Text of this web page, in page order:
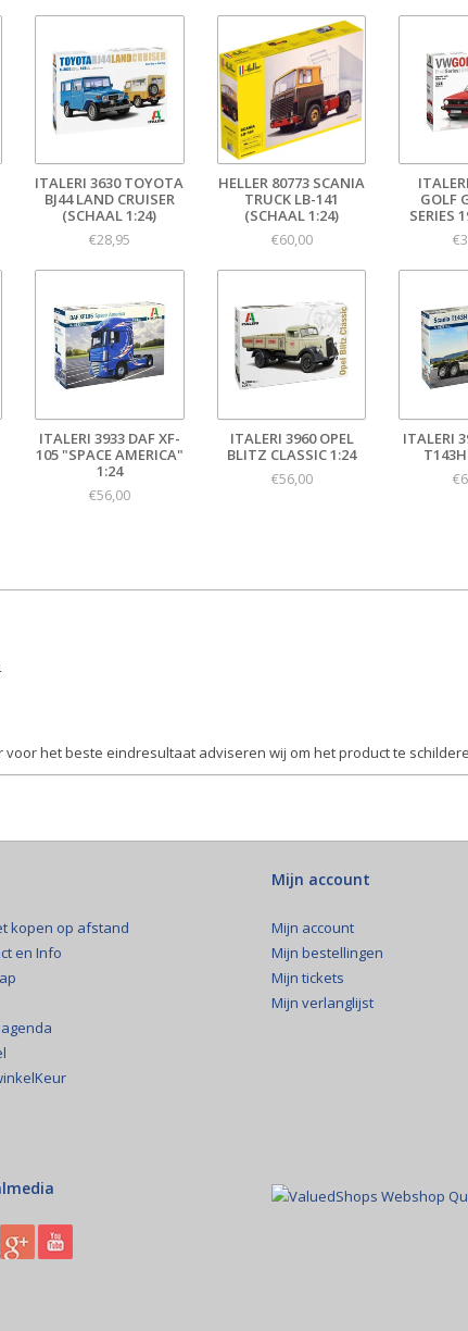
ITALERI 3630 TOYOTA
BJ44 LAND CRUISER
(SCHAAL 1:24)
€28,95
HELLER 80773 SCANIA
TRUCK LB-141
(SCHAAL 1:24)
€60,00
GOLF
SERIES
ITALERI 3933 DAF XF-
105 "SPACE AMERICA"
1:24
€56,00
ITALERI 3960 OPEL
BLITZ CLASSIC 1:24
€56,00
ITALERI
het beste eindresultaat adviseren wij om het product te
kopen op afstand
en Info
Mijn account
Mijn account
Mijn bestellingen
Mijn tickets
Mijn verlanglijst